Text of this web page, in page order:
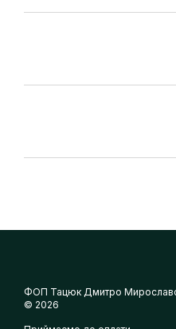
ФОП Тацюк Дмитро
© 2026